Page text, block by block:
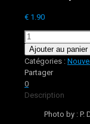
€ 1.90
quantité
de
707.
Le
poirier
dans
champs
Ajouter au panier
Catégories :
Partager
0
Description
Photo by : P.